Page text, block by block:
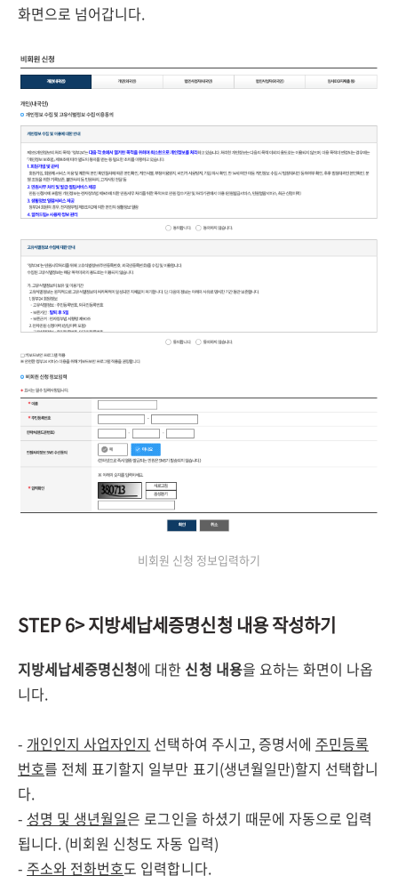
화면으로 넘어갑니다.
비회원 신청 정보입력하기
STEP 6> 지방세납세증명신청 내용 작성하기
지방세납세증명신청에 대한 신청 내용을 요하는 화면이 나옵
니다.
- 개인인지 사업자인지 선택하여 주시고, 증명서에 주민등록
번호를 전체 표기할지 일부만 표기(생년월일만)할지 선택합니
다.
- 성명 및 생년월일은 로그인을 하셨기 때문에 자동으로 입력
됩니다. (비회원 신청도 자동 입력)
-주소와 전화번호도 입력합니다.